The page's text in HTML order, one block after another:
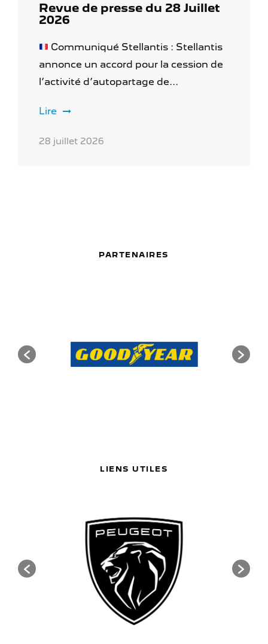
Revue de presse du 28 Juillet
2026
Communiqué Stellantis : Stellantis
annonce un accord pour la cession de
l’activité d’autopartage de...
Lire
28 juillet 2026
PARTENAIRES
LIENS UTILES